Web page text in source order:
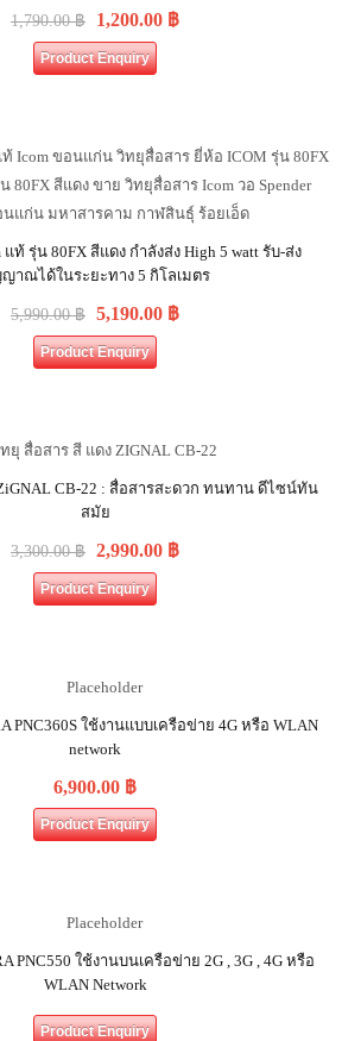
1,790.00฿ 1,200.00 ฿
Product Enquiry
ท้ รุ่น 80FX สีแดง กำลังส่ง High 5 watt รับ-ส่ง
าณได้ในระยะทาง 5 กิโลเมตร
5,990.00฿ 5,190.00 ฿
Product Enquiry
CB-22 : สื่อสารสะดวก ทนทาน ดีไซน์ทัน
สมัย
3,300.00฿ 2,990.00 ฿
Product Enquiry
PNC360S ใช้งานแบบเครือข่าย 4G หรือ WLAN
network
6,900.00 ฿
Product Enquiry
PNC550 ใช้งานบนเครือข่าย 2G , 3G , 4G หรือ
WLAN Network
Product Enquiry